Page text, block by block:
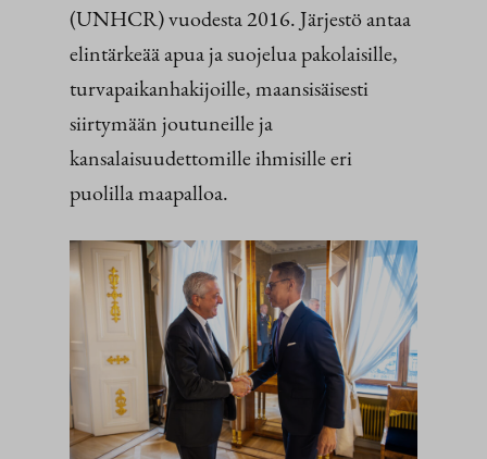
(UNHCR) vuodesta 2016. Järjestö antaa
elintärkeää apua ja suojelua pakolaisille,
turvapaikanhakijoille, maansisäisesti
siirtymään joutuneille ja
kansalaisuudettomille ihmisille eri
puolilla maapalloa.